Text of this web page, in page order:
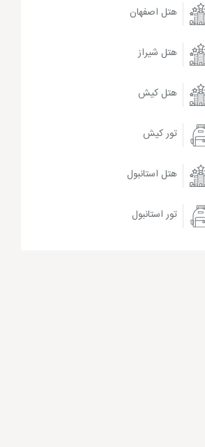
هتل اصفهان
هتل شیراز
هتل کیش
تور کیش
هتل استانبول
تور استانبول